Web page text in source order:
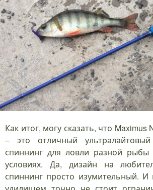
Как итог, могу сказать, что Maximus
– это отличный ультралайтовый
спиннинг для ловли разной
условиях. Да, дизайн на
спиннинг просто изумительный. И